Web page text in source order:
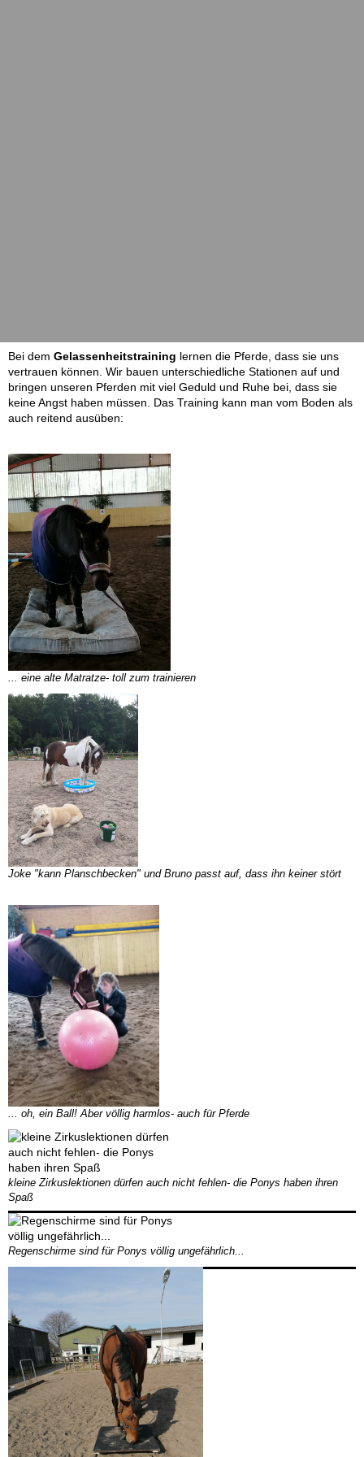
Bei dem Gelassenheitstraining lernen die Pferde, dass sie uns
vertrauen können. Wir bauen unterschiedliche Stationen auf und
bringen unseren Pferden mit viel Geduld und Ruhe bei, dass sie
keine Angst haben müssen. Das Training kann man vom Boden als
auch reitend ausüben:
... eine alte Matratze- toll zum trainieren
Joke "kann Planschbecken" und Bruno passt auf, dass ihn keiner stört
... oh, ein Ball! Aber völlig harmlos- auch für Pferde
kleine Zirkuslektionen dürfen auch nicht fehlen- die Ponys haben ihren
Spaß
Regenschirme sind für Ponys völlig ungefährlich...